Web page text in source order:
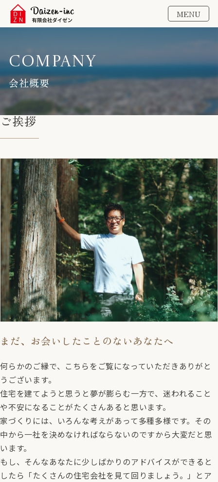
MENU
Company
会社概要
ご挨拶
まだ、お会いしたことのないあなたへ
何らかのご縁で、こちらをご覧になっていただきありがと
うございます。
住宅を建てようと思うと夢が膨らむ一方で、迷われること
や不安になることがたくさんあると思います。
家づくりには、いろんな考えがあって多種多様です。その
中から一社を決めなければならないのですから大変だと思
います。
もし、そんなあなたに少しばかりのアドバイスができると
したら「たくさんの住宅会社を見て回りましょう。」とア